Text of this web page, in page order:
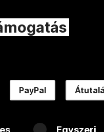
PayPal
Egyszeri